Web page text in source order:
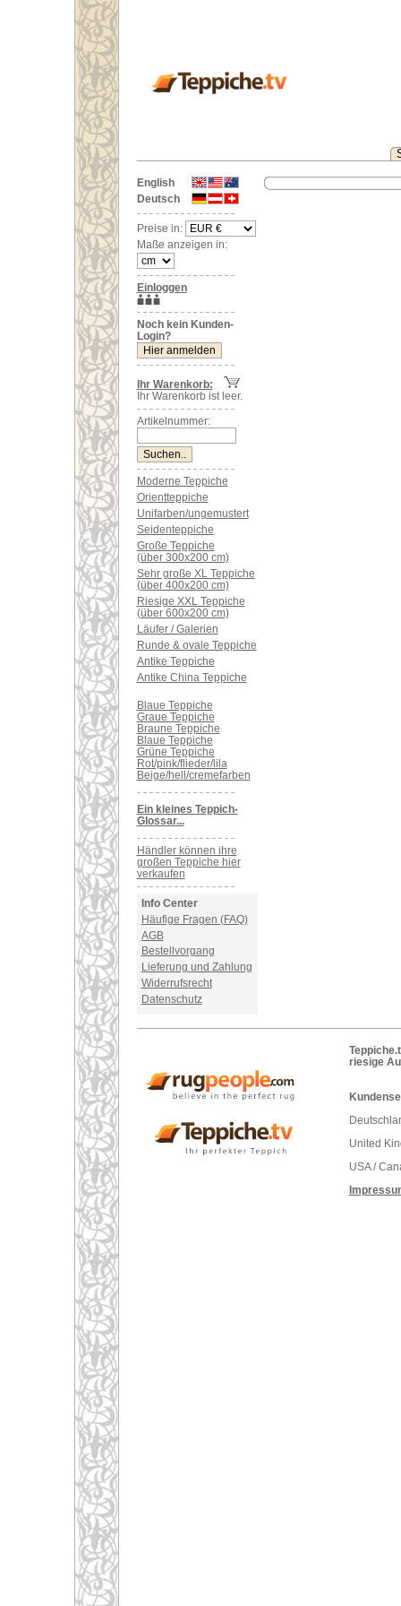
English
Deutsch
Preise in:
Maße anzeigen in:
Einloggen
Noch kein Kunden-
Login?
Ihr Warenkorb:
Ihr Warenkorb ist leer.
Artikelnummer:
Moderne Teppiche
Orientteppiche
Unifarben/ungemustert
Seidenteppiche
Große Teppiche
(über 300x200 cm)
Sehr große XL Teppiche
(über 400x200 cm)
Riesige XXL Teppiche
(über 600x200 cm)
Läufer / Galerien
Runde & ovale Teppiche
Antike Teppiche
Antike China Teppiche
Blaue Teppiche
Graue Teppiche
Braune Teppiche
Blaue Teppiche
Grüne Teppiche
Rot/pink/flieder/lila
Beige/hell/cremefarben
Ein kleines Teppich-
Glossar...
Händler können ihre
großen Teppiche hier
verkaufen
Info Center
Häufige Fragen (FAQ)
AGB
Bestellvorgang
Lieferung und Zahlung
Widerrufsrecht
Datenschutz
riesige
United
USA /